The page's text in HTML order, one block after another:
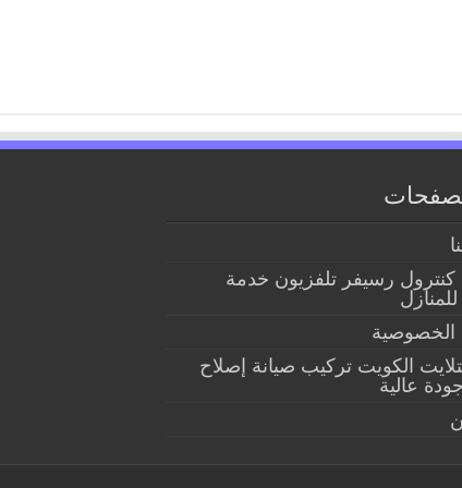
رسيفر تلفزيون خدمة
الخصوصية
الكويت تركيب صيانة إصلاح
عالية